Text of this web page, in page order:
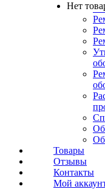
Нет
Товары
Отзывы
Контакты
Мой